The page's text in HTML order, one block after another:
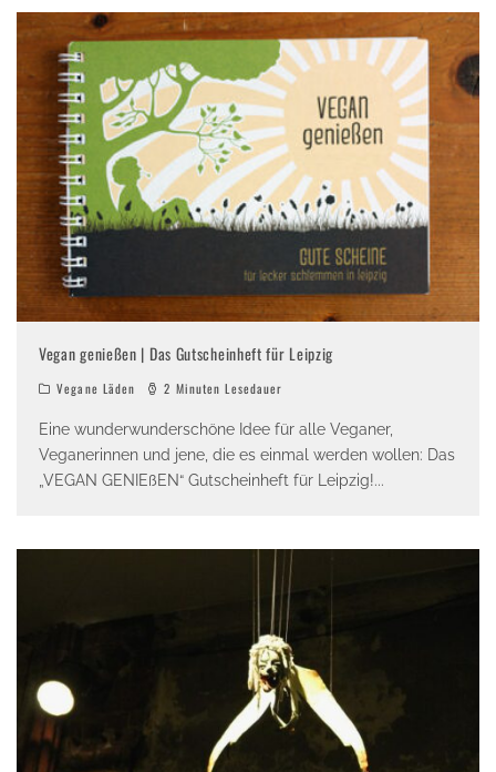
Vegan genießen | Das Gutscheinheft für Leipzig
Vegane Läden 2 Minuten Lesedauer
Eine wunderwunderschöne Idee für alle Veganer,
Veganerinnen und jene, die es einmal werden wollen: Das
„VEGAN GENIEßEN“ Gutscheinheft für Leipzig!...